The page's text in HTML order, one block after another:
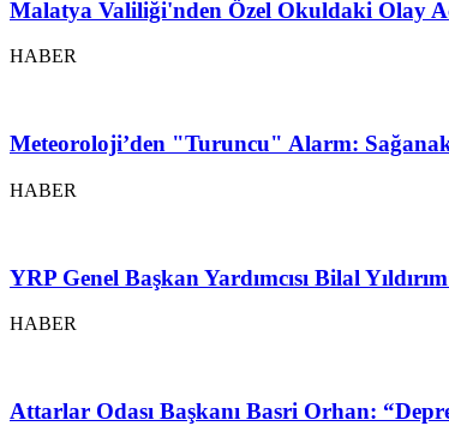
Malatya Valiliği'nden Özel Okuldaki Olay
HABER
Meteoroloji’den "Turuncu" Alarm:
HABER
YRP Genel Başkan Yardımcısı Bilal
HABER
Attarlar Odası Başkanı Basri Orhan: